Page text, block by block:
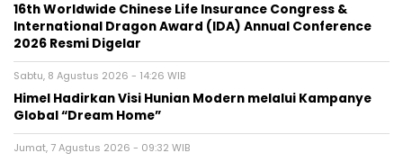
16th Worldwide Chinese Life Insurance Congress &
International Dragon Award (IDA) Annual Conference
2026 Resmi Digelar
Sabtu, 8 Agustus 2026 - 14:26 WIB
Himel Hadirkan Visi Hunian Modern melalui Kampanye
Global “Dream Home”
Jumat, 7 Agustus 2026 - 09:32 WIB